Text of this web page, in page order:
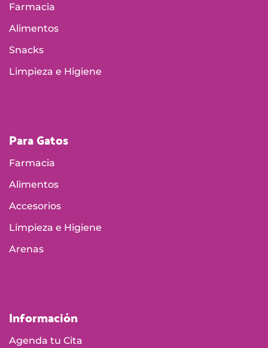
Farmacia
Alimentos
Snacks
Limpieza e Higiene
Para Gatos
Farmacia
Alimentos
Accesorios
Limpieza e Higiene
Arenas
Información
Agenda tu Cita